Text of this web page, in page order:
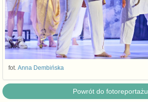
fot. Anna Dembińska
Powrót do fotoreportażu